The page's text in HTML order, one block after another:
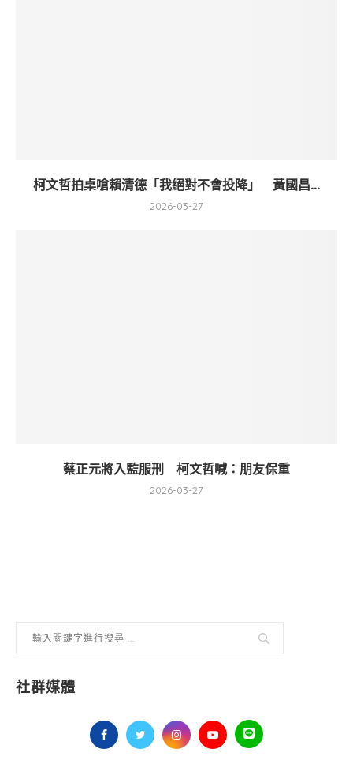
柯文哲拍桌嗆賴清德「我絕對不會投降」 黃國昌...
2026-03-27
蔡正元將入監服刑 柯文哲喊：朋友保重
2026-03-27
社群媒體